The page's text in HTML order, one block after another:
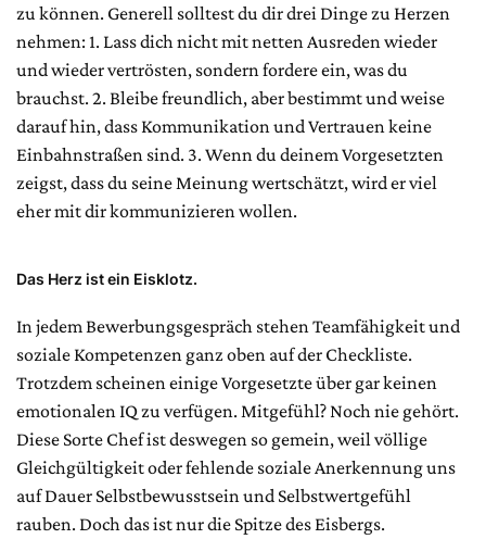
zu können. Generell solltest du dir drei Dinge zu Herzen
nehmen: 1. Lass dich nicht mit netten Ausreden wieder
und wieder vertrösten, sondern fordere ein, was du
brauchst. 2. Bleibe freundlich, aber bestimmt und weise
darauf hin, dass Kommunikation und Vertrauen keine
Einbahnstraßen sind. 3. Wenn du deinem Vorgesetzten
zeigst, dass du seine Meinung wertschätzt, wird er viel
eher mit dir kommunizieren wollen.
Das Herz ist ein Eisklotz.
In jedem Bewerbungsgespräch stehen Teamfähigkeit und
soziale Kompetenzen ganz oben auf der Checkliste.
Trotzdem scheinen einige Vorgesetzte über gar keinen
emotionalen IQ zu verfügen. Mitgefühl? Noch nie gehört.
Diese Sorte Chef ist deswegen so gemein, weil völlige
Gleichgültigkeit oder fehlende soziale Anerkennung uns
auf Dauer Selbstbewusstsein und Selbstwertgefühl
rauben. Doch das ist nur die Spitze des Eisbergs.